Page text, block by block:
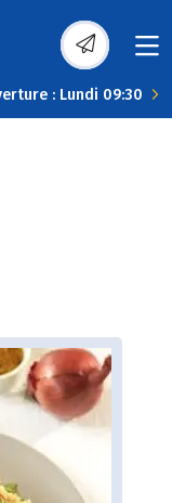
: Lundi 09:30